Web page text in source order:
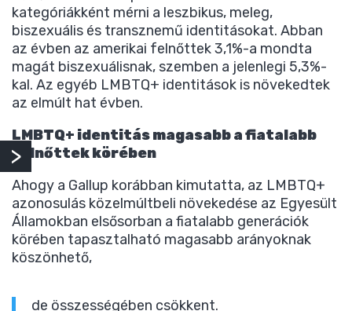
kategóriákként mérni a leszbikus, meleg,
biszexuális és transznemű identitásokat. Abban
az évben az amerikai felnőttek 3,1%-a mondta
magát biszexuálisnak, szemben a jelenlegi 5,3%-
kal. Az egyéb LMBTQ+ identitások is növekedtek
az elmúlt hat évben.
LMBTQ+ identitás magasabb a fiatalabb
felnőttek körében
Ahogy a Gallup korábban kimutatta, az LMBTQ+
azonosulás közelmúltbeli növekedése az Egyesült
Államokban elsősorban a fiatalabb generációk
körében tapasztalható magasabb arányoknak
köszönhető,
de összességében csökkent.